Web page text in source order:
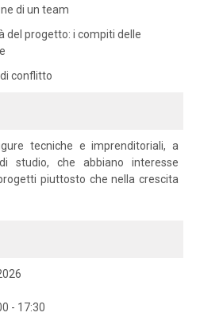
di un team
del progetto: i compiti delle
conflitto
tecniche e imprenditoriali, a
studio, che abbiano interesse
piuttosto che nella crescita
- 17:30